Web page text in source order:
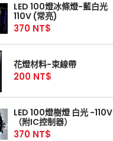
LED 100燈冰條燈-藍白光
110V (常亮)
370 NT$
花燈材料-束線帶
200 NT$
LED 100燈樹燈 白光 -110V
（附IC控制器）
370 NT$